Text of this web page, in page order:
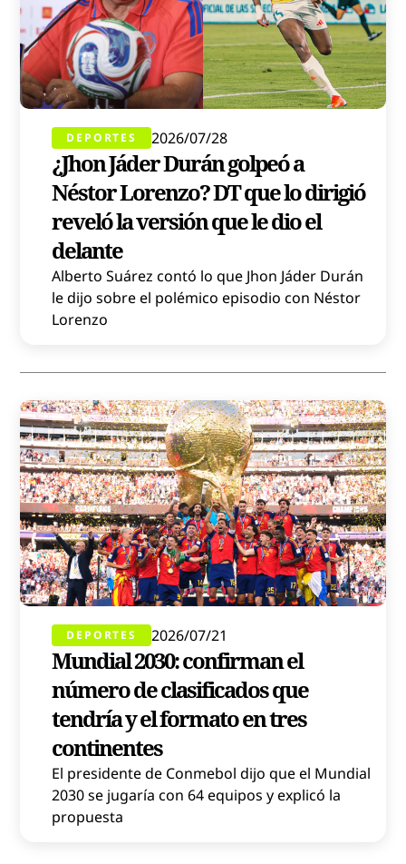
DEPORTES 2026/07/28
¿Jhon Jáder Durán golpeó a
Néstor Lorenzo? DT que lo dirigió
reveló la versión que le dio el
delante
Alberto Suárez contó lo que Jhon Jáder Durán
le dijo sobre el polémico episodio con Néstor
Lorenzo
DEPORTES 2026/07/21
Mundial 2030: confirman el
número de clasificados que
tendría y el formato en tres
continentes
El presidente de Conmebol dijo que el Mundial
2030 se jugaría con 64 equipos y explicó la
propuesta